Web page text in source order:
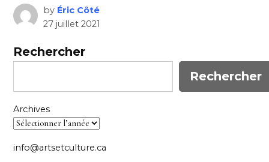
by Éric Côté
27 juillet 2021
Rechercher
Rechercher
Archives
info@artsetculture.ca